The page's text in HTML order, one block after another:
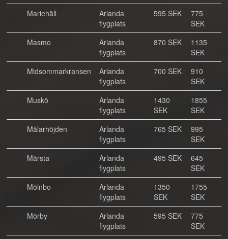
Mariehäll
Arlanda
flygplats
595 SEK
775
SEK
Masmo
Arlanda
flygplats
870 SEK
1135
SEK
Midsommarkransen
Arlanda
flygplats
700 SEK
910
SEK
Muskö
Arlanda
flygplats
1430
SEK
1855
SEK
Mälarhöjden
Arlanda
flygplats
765 SEK
995
SEK
Märsta
Arlanda
flygplats
495 SEK
645
SEK
Mölnbo
Arlanda
flygplats
1350
SEK
1755
SEK
Mörby
Arlanda
flygplats
595 SEK
775
SEK